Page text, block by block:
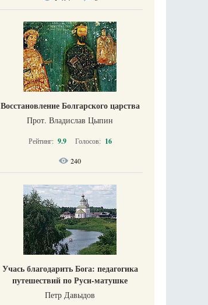
Восстановление Болгарского царства
Прот. Владислав Цыпин
Рейтинг: 9.9 Голосов: 16
240
Учась благодарить Бога: педагогика
путешествий по Руси-матушке
Петр Давыдов